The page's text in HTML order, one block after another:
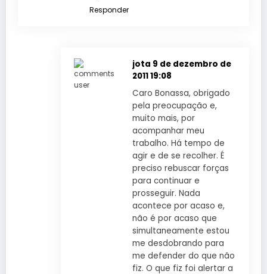
Responder
jota 9 de dezembro de
2011 19:08
Caro Bonassa, obrigado
pela preocupação e,
muito mais, por
acompanhar meu
trabalho. Há tempo de
agir e de se recolher. É
preciso rebuscar forças
para continuar e
prosseguir. Nada
acontece por acaso e,
não é por acaso que
simultaneamente estou
me desdobrando para
me defender do que não
fiz. O que fiz foi alertar a